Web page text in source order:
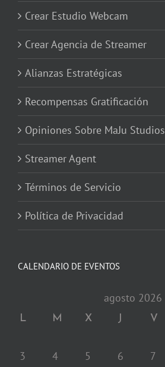
Crear Estudio Webcam
Crear Agencia de Streamer
Alianzas Estratégicas
Recompensas Gratificación
Opiniones Sobre MaJu Studios
Streamer Agent
Términos de Servicio
Política de Privacidad
CALENDARIO DE EVENTOS
agosto 2026
L M X J V
3
4 5 6 7